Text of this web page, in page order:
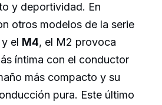
y deportividad. En
otros modelos de la serie
y el M4, el M2 provoca
íntima con el conductor
más compacto y su
pura. Este último